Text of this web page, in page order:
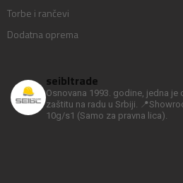
Torbe i rančevi
Dodatna oprema
seibltrade
Osnovana 1993. godine, jedna
zaštitu na radu u Srbiji.
10g/s1 (Samo za pravna lica).